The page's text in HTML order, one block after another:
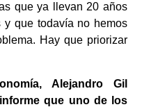
que ya llevan 20 años
y que todavía no hemos
Hay que priorizar
Alejandro Gil
que uno de los